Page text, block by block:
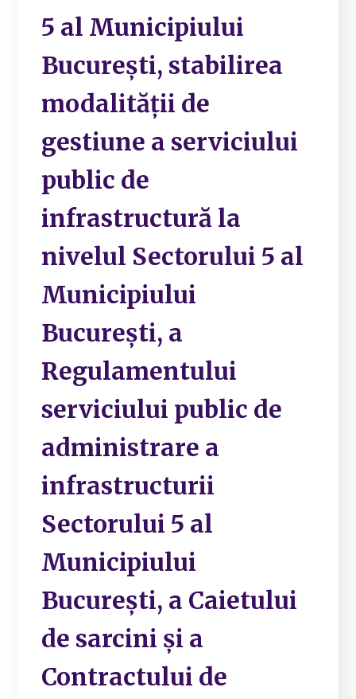
5 al Municipiului
București, stabilirea
modalității de
gestiune a serviciului
public de
infrastructură la
nivelul Sectorului 5 al
Municipiului
București, a
Regulamentului
serviciului public de
administrare a
infrastructurii
Sectorului 5 al
Municipiului
București, a Caietului
de sarcini și a
Contractului de